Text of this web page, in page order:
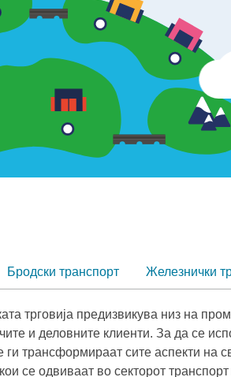
Бродски транспорт Железнички
трговија предизвикува низ на
и деловните клиенти. За да се
ги трансформираат сите аспекти на
се одвиваат во секторот